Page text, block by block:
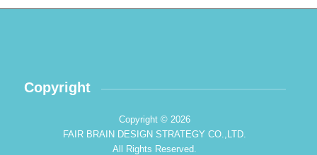
Copyright
Copyright © 2026
FAIR BRAIN DESIGN STRATEGY CO.,LTD.
All Rights Reserved.